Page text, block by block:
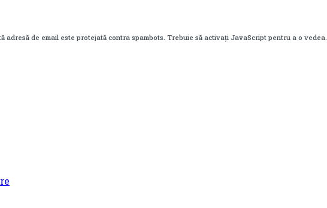
adresă de email este protejată contra spambots. Trebuie să activați JavaScript pentru a o vedea.